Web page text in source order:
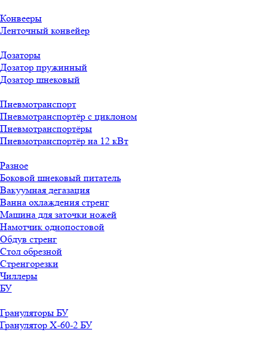
Конвееры
Ленточный конвейер
Дозаторы
Дозатор пружинный
Дозатор шнековый
Пневмотранспорт
Пневмотранспортёр с циклоном
Пневмотранспортёры
Пневмотранспортёр на 12 кВт
Разное
Боковой шнековый питатель
Вакуумная дегазация
Ванна охлаждения стренг
Машина для заточки ножей
Намотчик однопостовой
Обдув стренг
Стол обрезной
Стренгорезки
Чиллеры
БУ
Грануляторы БУ
Гранулятор X-60-2 БУ